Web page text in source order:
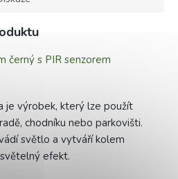
černý s PIR senzorem
je výrobek, který lze použít
chodníku nebo parkovišti.
světlo a vytváří kolem
efekt.